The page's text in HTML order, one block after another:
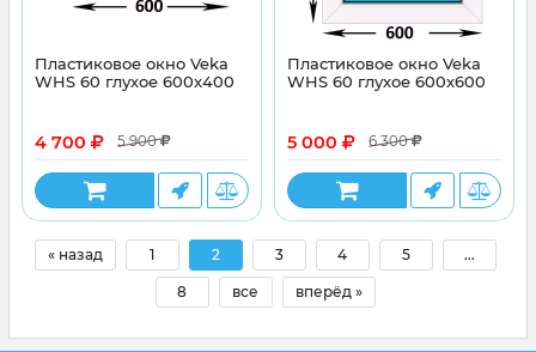
Пластиковое окно Veka
WHS 60 глухое 600x400
4 700 5 900
Пластиковое окно Veka
WHS 60 глухое 600x600
5 000 6 300
« назад 1 2 3 4 5 ...
8 все вперёд »